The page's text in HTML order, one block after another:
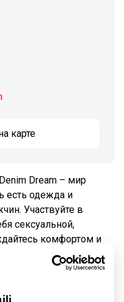
карте
Dream – мир
есть одежда и
Участвуйте в
сексуальной,
комфортом и
брендов: Guess,
Jeans, Tom Tailor.